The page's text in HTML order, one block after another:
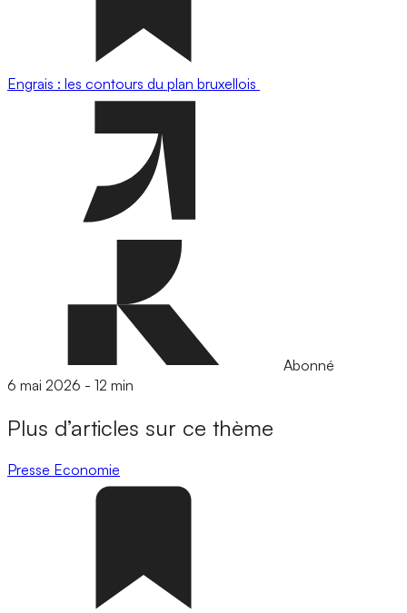
Engrais : les contours du plan bruxellois
Abonné
6 mai 2026 - 12 min
Plus d’articles sur ce thème
Presse Economie